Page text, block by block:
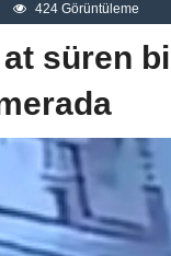
424 Görüntüleme
at süren